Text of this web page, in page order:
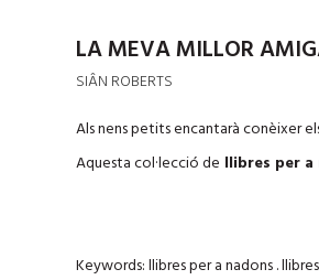
LA MEVA MILLOR
SIÂN ROBERTS
Als nens petits encantarà conèixer
Aquesta col·lecció de llibres per a
Keywords: llibres per a nadons .